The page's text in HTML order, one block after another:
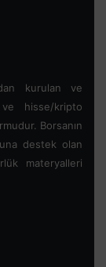
kurulan ve
hisse/kripto
Borsanın
destek olan
materyalleri